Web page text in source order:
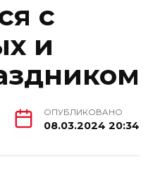
с
и
ОПУБЛИКОВАНО
08.03.2024 20:34